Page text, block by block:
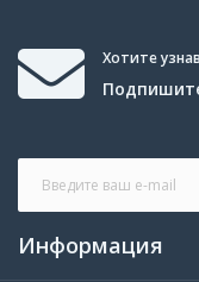
Хотите
Информация